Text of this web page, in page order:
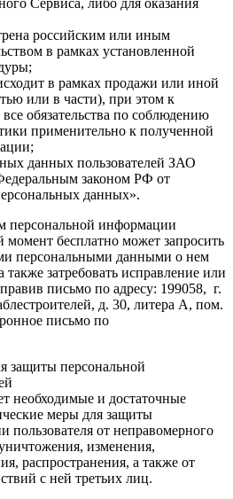
российским или иным
в рамках установленной
в рамках продажи или иной
или в части), при этом к
обязательства по соблюдению
применительно к полученной
данных пользователей ЗАО
законом РФ от
данных».
персональной информации
момент бесплатно может запросить
персональными данными о нем
затребовать исправление или
письмо по адресу: 199058, г.
д. 30, литера А, пом.
письмо по
защиты персональной
необходимые и достаточные
меры для защиты
пользователя от неправомерного
изменения,
распространения, а также от
с ней третьих лиц.